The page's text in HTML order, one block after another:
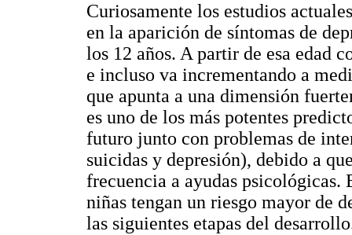
Curiosamente los estudios
en la aparición de síntomas de
los 12 años. A partir de esa edad
e incluso va incrementando a
que apunta a una dimensión
es uno de los más potentes
futuro junto con problemas de
suicidas y depresión), debido a
frecuencia a ayudas psicológicas.
niñas tengan un riesgo mayor de
las siguientes etapas del